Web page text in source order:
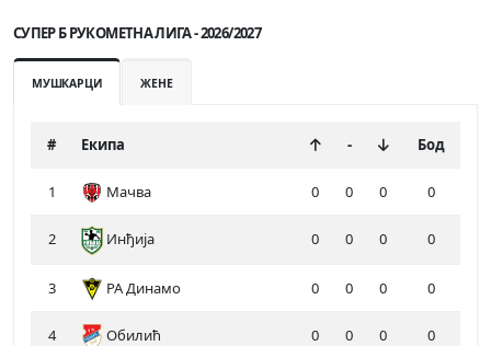
СУПЕР Б РУКОМЕТНА ЛИГА - 2026/2027
МУШКАРЦИ ЖЕНЕ
# Екипа - Бод
1 Мачва 0 0 0 0
2 Инђија 0 0 0 0
3 РА Динамо 0 0 0 0
4 Обилић 0 0 0 0